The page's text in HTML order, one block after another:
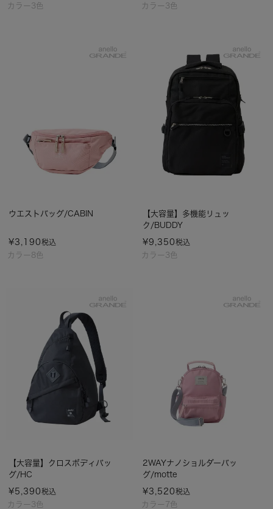
カラー3色 カラー3色
カラー8色
ウエストバッグ/CABIN
¥3,190税込
カラー3色
【大容量】多機能リュッ
ク/BUDDY
¥9,350税込
カラー3色
【大容量】クロスボディバッ
グ/HC
¥5,390税込
カラー7色
2WAYナノショルダーバッ
グ/motte
¥3,520税込